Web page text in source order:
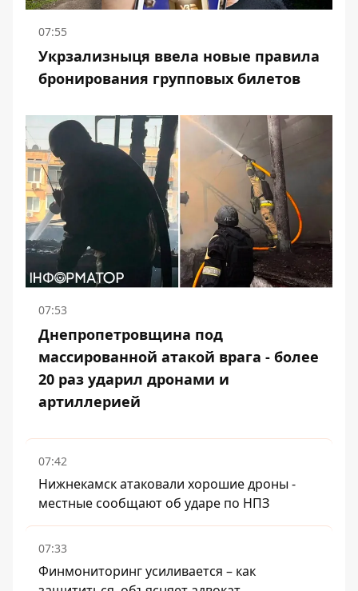
07:55
Укрзализныця ввела новые правила
бронирования групповых билетов
07:53
Днепропетровщина под
массированной атакой врага - более
20 раз ударил дронами и
артиллерией
07:42
Нижнекамск атаковали хорошие дроны -
местные сообщают об ударе по НПЗ
07:33
Финмониторинг усиливается – как